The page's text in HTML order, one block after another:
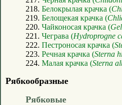
218. Белокрылая крачка (
219. Белощекая крачка (
220. Чайконосая крачка (
221. Чеграва (Hydroprogne
222. Пестроносая крачка (
223. Речная крачка (Sterna
224. Малая крачка (Sterna
Рябкообразные
Рябковые